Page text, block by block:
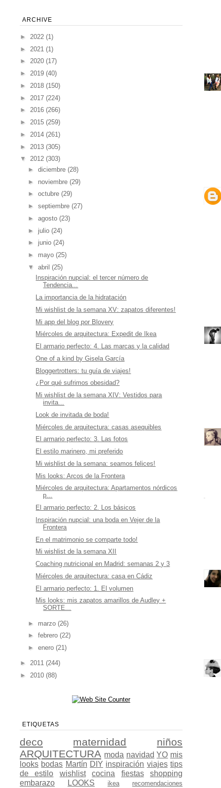
ARCHIVE
► 2022 (1)
► 2021 (1)
► 2020 (17)
► 2019 (40)
► 2018 (150)
► 2017 (224)
► 2016 (266)
► 2015 (259)
► 2014 (261)
► 2013 (305)
▼ 2012 (303)
► diciembre (28)
► noviembre (29)
► octubre (29)
► septiembre (27)
► agosto (23)
► julio (24)
► junio (24)
► mayo (25)
▼ abril (25)
Inspiración nupcial: el tercer número de
Tendencia...
La importancia de la hidratación
Mi wishlist de la semana XV: zapatos diferentes!
Mi app del blog por Blovery
Miércoles de arquitectura: Expedit de Ikea
El armario perfecto: 4. Las marcas y la calidad
One of a kind by Gisela García
Bloggertrotters: tu guía de viajes!
¿Por qué sufrimos obesidad?
Mi wishlist de la semana XIV: Vestidos para
invita...
Look de invitada de boda!
Miércoles de arquitectura: casas asequibles
El armario perfecto: 3. Las fotos
El estilo marinero, mi preferido
Mi wishlist de la semana: seamos felices!
Mis looks: Arcos de la Frontera
Miércoles de arquitectura: Apartamentos nórdicos
p...
El armario perfecto: 2. Los básicos
Inspiración nupcial: una boda en Vejer de la
Frontera
En el matrimonio se comparte todo!
Mi wishlist de la semana XII
Coaching nutricional en Madrid: semanas 2 y 3
Miércoles de arquitectura: casa en Cádiz
El armario perfecto: 1. El volumen
Mis looks: mis zapatos amarillos de Audley +
SORTE...
► marzo (26)
► febrero (22)
► enero (21)
► 2011 (244)
► 2010 (88)
ETIQUETAS
deco maternidad
niños
ARQUITECTURA moda navidad YO mis
looks bodas Martín DIY inspiración viajes tips
de estilo
wishlist cocina fiestas
shopping
embarazo
LOOKS ikea
recomendaciones